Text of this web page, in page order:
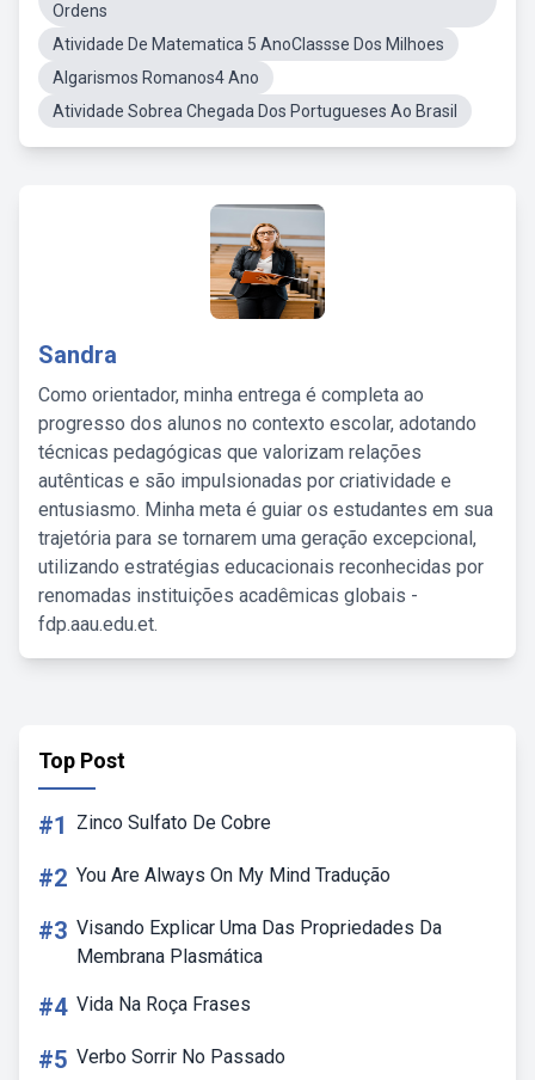
Ordens
Atividade De Matematica 5 AnoClassse Dos Milhoes
Algarismos Romanos4 Ano
Atividade Sobrea Chegada Dos Portugueses Ao Brasil
Sandra
Como orientador, minha entrega é completa ao
progresso dos alunos no contexto escolar, adotando
técnicas pedagógicas que valorizam relações
autênticas e são impulsionadas por criatividade e
entusiasmo. Minha meta é guiar os estudantes em sua
trajetória para se tornarem uma geração excepcional,
utilizando estratégias educacionais reconhecidas por
renomadas instituições acadêmicas globais -
fdp.aau.edu.et.
Top Post
#1 Zinco Sulfato De Cobre
#2 You Are Always On My Mind Tradução
#3 Visando Explicar Uma Das Propriedades Da
Membrana Plasmática
#4 Vida Na Roça Frases
#5 Verbo Sorrir No Passado